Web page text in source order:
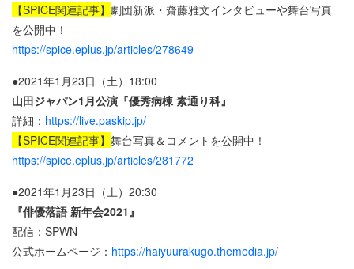
【SPICE関連記事】 劇団新派・齋藤雅文インタビューや舞台写真
を公開中！
https://spice.eplus.jp/articles/278649
●2021年1月23日（土）18:00
山田ジャパン1月公演『優秀病棟 素通り科』
詳細： https://live.paskip.jp/
【SPICE関連記事】 舞台写真＆コメントを公開中！
https://spice.eplus.jp/articles/281772
●2021年1月23日（土）20:30
『俳優落語 新年会2021』
配信：SPWN
公式ホームページ： https://haiyuurakugo.themedia.jp/